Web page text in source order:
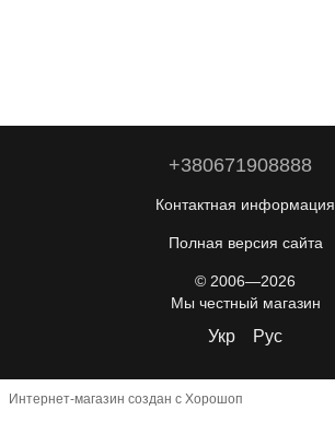
+380671908888
Контактная информация
Полная версия сайта
© 2006—2026
Мы честный магазин
Укр Рус
Интернет-магазин создан с Хорошоп